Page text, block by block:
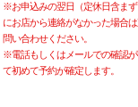
※お申込みの翌日（定休日含ま
にお店から連絡がなかった場合
問い合わせください。
※電話もしくはメールでの確認が
て初めて予約が確定します。